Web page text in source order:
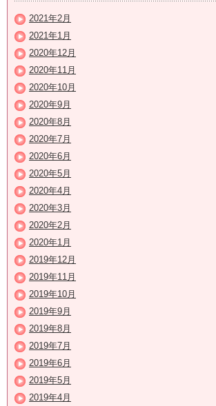
2021年2月
2021年1月
2020年12月
2020年11月
2020年10月
2020年9月
2020年8月
2020年7月
2020年6月
2020年5月
2020年4月
2020年3月
2020年2月
2020年1月
2019年12月
2019年11月
2019年10月
2019年9月
2019年8月
2019年7月
2019年6月
2019年5月
2019年4月